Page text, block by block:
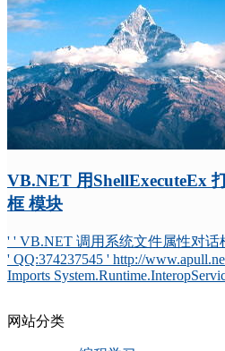
VB.NET 用ShellExecuteEx
框 模块
' ' VB.NET 调用系统文件属性对话
' QQ:374237545 ' http://
Imports
网站分类